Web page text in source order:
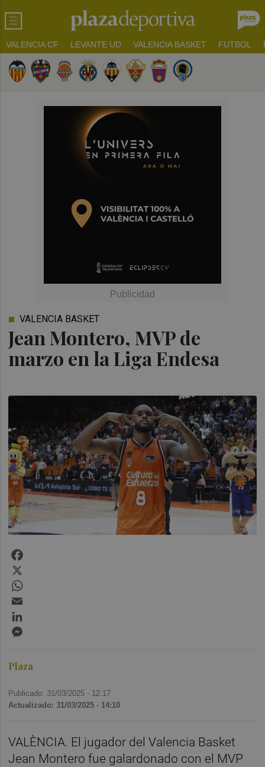
VALENCIA CF LEVANTE UD VALENCIA BASKET FUTBOL
Jean Montero, MVP de
marzo en la Liga Endesa
VALENCIA BASKET
Plaza
Publicado: 31/03/2025 · 12:17
Actualizado: 31/03/2025 · 14:10
VALÈNCIA. El jugador del Valencia Basket
Jean Montero fue galardonado con el MVP